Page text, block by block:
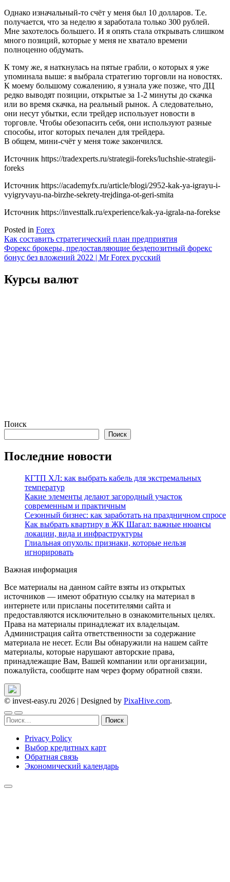
Однако изначальный-то счёт у меня был 10 долларов. Т.е.
получается, что за неделю я заработала только 300 рублей.
Мне захотелось большего. И я опять стала открывать слишком
много позиций, которые у меня не хватало времени
полноценно обдумать.
К тому же, я наткнулась на пятые грабли, о которых я уже
упоминала выше: я выбрала стратегию торговли на новостях.
К моему большому сожалению, я узнала уже позже, что ДЦ
редко выводят позиции, открытые за 1-2 минуты до скачка
или во время скачка, на реальный рынок. А следовательно,
они несут убытки, если трейдер использует новости в
торговле. Чтобы обезопасить себя, они используют разные
способы, итог которых печален для трейдера.
В общем, мини-счёт у меня тоже закончился.
Источник https://tradexperts.ru/strategii-foreks/luchshie-strategii-
foreks
Источник https://academyfx.ru/article/blogi/2952-kak-ya-igrayu-i-
vyigryvayu-na-birzhe-sekrety-trejdinga-ot-geri-smita
Источник https://investtalk.ru/experience/kak-ya-igrala-na-forekse
Posted in Forex
Навигация
по
Как составить стратегический план предприятия
Форекс брокеры, предоставляющие бездепозитный форекс
бонус без вложений 2022 | Mr Forex русский
Курсы валют
Поиск
Поиск
Последние новости
КГТП ХЛ: как выбрать кабель для экстремальных
температур
Какие элементы делают загородный участок
современным и практичным
Сезонный бизнес: как заработать на праздничном спросе
Как выбрать квартиру в ЖК Шагал: важные нюансы
локации, вида и инфраструктуры
Глиальная опухоль: признаки, которые нельзя
игнорировать
Важная информация
Все материалы на данном сайте взяты из открытых
источников — имеют обратную ссылку на материал в
интернете или присланы посетителями сайта и
предоставляются исключительно в ознакомительных целях.
Права на материалы принадлежат их владельцам.
Администрация сайта ответственности за содержание
материала не несет. Если Вы обнаружили на нашем сайте
материалы, которые нарушают авторские права,
принадлежащие Вам, Вашей компании или организации,
пожалуйста, сообщите нам через форму обратной связи.
© invest-easy.ru 2026 | Designed by PixaHive.com.
Найти:
Privacy Policy
Выбор кредитных карт
Обратная связь
Экономический календарь